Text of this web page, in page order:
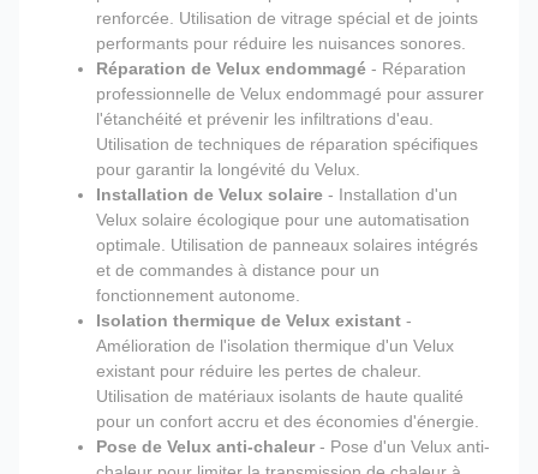
renforcée. Utilisation de vitrage spécial et de joints
performants pour réduire les nuisances sonores.
Réparation de Velux endommagé - Réparation
professionnelle de Velux endommagé pour assurer
l'étanchéité et prévenir les infiltrations d'eau.
Utilisation de techniques de réparation spécifiques
pour garantir la longévité du Velux.
Installation de Velux solaire - Installation d'un
Velux solaire écologique pour une automatisation
optimale. Utilisation de panneaux solaires intégrés
et de commandes à distance pour un
fonctionnement autonome.
Isolation thermique de Velux existant -
Amélioration de l'isolation thermique d'un Velux
existant pour réduire les pertes de chaleur.
Utilisation de matériaux isolants de haute qualité
pour un confort accru et des économies d'énergie.
Pose de Velux anti-chaleur- Pose d'un Velux anti-